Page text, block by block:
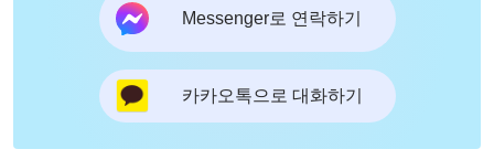
Messenger로 연락하기
카카오톡으로 대화하기